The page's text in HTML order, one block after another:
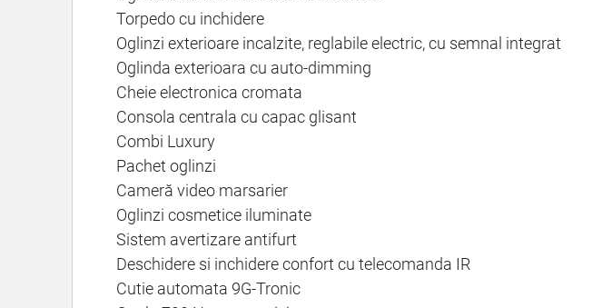
Torpedo cu inchidere
Oglinzi exterioare incalzite, reglabile electric, cu semnal integrat
Oglinda exterioara cu auto-dimming
Cheie electronica cromata
Consola centrala cu capac glisant
Combi Luxury
Pachet oglinzi
Cameră video marsarier
Oglinzi cosmetice iluminate
Sistem avertizare antifurt
Deschidere si inchidere confort cu telecomanda IR
Cutie automata 9G-Tronic